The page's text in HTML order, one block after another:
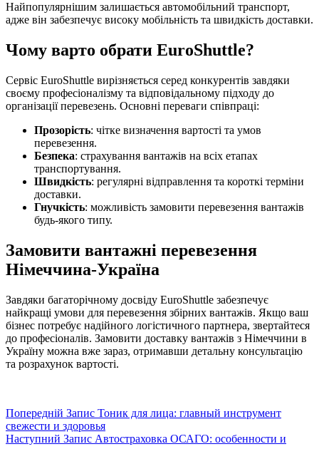
Найпопулярнішим залишається автомобільний транспорт,
адже він забезпечує високу мобільність та швидкість доставки.
Чому варто обрати EuroShuttle?
Сервіс EuroShuttle вирізняється серед конкурентів завдяки
своєму професіоналізму та відповідальному підходу до
організації перевезень. Основні переваги співпраці:
Прозорість: чітке визначення вартості та умов
перевезення.
Безпека: страхування вантажів на всіх етапах
транспортування.
Швидкість: регулярні відправлення та короткі терміни
доставки.
Гнучкість: можливість замовити перевезення вантажів
будь-якого типу.
Замовити вантажні перевезення
Німеччина-Україна
Завдяки багаторічному досвіду EuroShuttle забезпечує
найкращі умови для перевезення збірних вантажів. Якщо ваш
бізнес потребує надійного логістичного партнера, звертайтеся
до професіоналів. Замовити доставку вантажів з Німеччини в
Україну можна вже зараз, отримавши детальну консультацію
та розрахунок вартості.
Попередній Запис Тоник для лица: главный инструмент
свежести и здоровья
Наступний Запис Автостраховка ОСАГО: особенности и